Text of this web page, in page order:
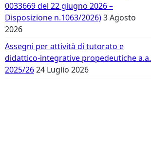
0033669 del 22 giugno 2026 –
Disposizione n.1063/2026)3 Agosto
2026
Assegni per attività di tutorato e
didattico-integrative propedeutiche a.a.
2025/2624 Luglio 2026